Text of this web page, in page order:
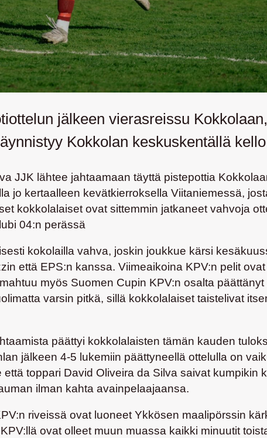
jälkeen vierasreissu
Kokkolan keskuskentällä
JJK lähtee jahtaamaan täyttä pistepottia
jo kertaalleen kevätkierroksella Viitaniemessä,
kokkolalaiset ovat sittemmin jatkaneet vahvoja
04:n perässä
kokolailla vahva, joskin joukkue kärsi
että EPS:n kanssa. Viimeaikoina KPV:n pelit
myös Suomen Cupin KPV:n osalta
varsin pitkä, sillä kokkolalaiset taistelivat
päättyi kokkolalaisten tämän kauden
jälkeen 4-5 lukemiin päättyneellä ottelulla on
että toppari David Oliveira da Silva saivat kumpikin
ilman kahta avainpelaajaansa.
riveissä ovat luoneet Ykkösen maalipörssin
ovat olleet muun muassa kaikki minuutit